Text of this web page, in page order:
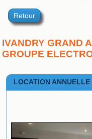
Retour
IVANDRY GRAND
GROUPE
LOCATION ANNUELLE